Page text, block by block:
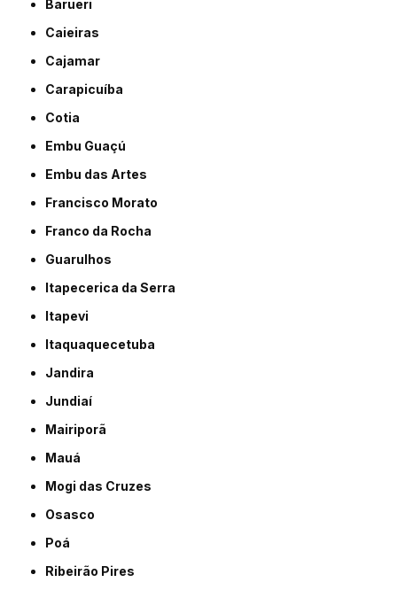
Barueri
Caieiras
Cajamar
Carapicuíba
Cotia
Embu Guaçú
Embu das Artes
Francisco Morato
Franco da Rocha
Guarulhos
Itapecerica da Serra
Itapevi
Itaquaquecetuba
Jandira
Jundiaí
Mairiporã
Mauá
Mogi das Cruzes
Osasco
Poá
Ribeirão Pires